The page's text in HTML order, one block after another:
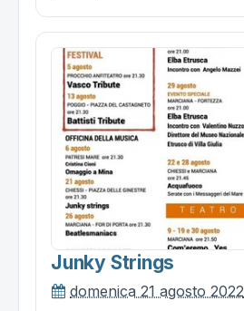
Junky Strings
domenica 21 agosto 2022